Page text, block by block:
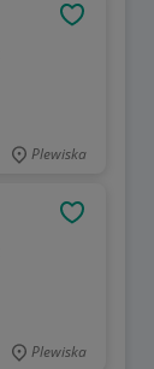
Plewiska
Plewiska